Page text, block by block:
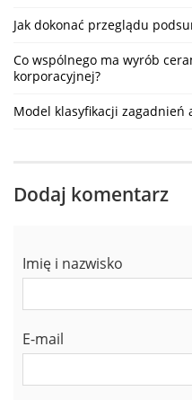
Jak dokonać przeglądu
Co wspólnego ma wyrób
korporacyjnej?
Model klasyfikacji zagadnień
Dodaj komentarz
Imię i nazwisko
E-mail